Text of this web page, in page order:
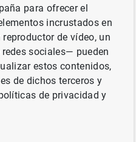
Y CONVERGENCIA
para ofrecer el
incrustados en
de vídeo, un
sociales— pueden
estos contenidos,
de dichos terceros y
de privacidad y